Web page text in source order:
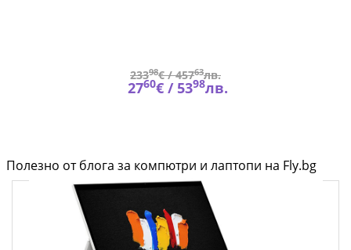
23398€ /45763лв.
2760€ / 5398лв.
Полезно от блога за компютри и лаптопи на Fly.bg